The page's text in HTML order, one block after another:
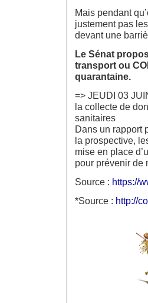
Mais pendant
justement pas
devant une
Le Sénat
transport ou
quarantaine.
=> JEUDI 03
la collecte de
sanitaires
Dans un rapport
la prospective,
mise en place
pour prévenir de
Source : https://
*Source : http://